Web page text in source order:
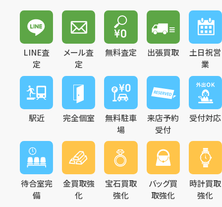
LINE査
定
メール査
定
無料査定 出張買取
土日祝営
業
駅近 完全個室
無料駐車
場
来店予約
受付
受付対応
待合室完
備
金買取強
化
宝石買取
強化
バッグ買
取強化
時計買取
強化